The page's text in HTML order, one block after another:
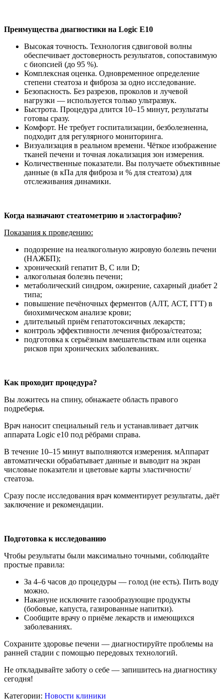
Преимущества диагностики на Logic Е10
Высокая точность. Технология сдвиговой волны
обеспечивает достоверность результатов, сопоставимую
с биопсией (до 95 %).
Комплексная оценка. Одновременное определение
степени стеатоза и фиброза за одно исследование.
Безопасность. Без разрезов, проколов и лучевой
нагрузки — используется только ультразвук.
Быстрота. Процедура длится 10–15 минут, результаты
готовы сразу.
Комфорт. Не требует госпитализации, безболезненна,
подходит для регулярного мониторинга.
Визуализация в реальном времени. Чёткое изображение
тканей печени и точная локализация зон измерения.
Количественные показатели. Вы получаете объективные
данные (в кПа для фиброза и % для стеатоза) для
отслеживания динамики.
Когда назначают стеатометрию и эластографию?
Показания к проведению:
подозрение на неалкогольную жировую болезнь печени
(НАЖБП);
хронический гепатит B, C или D;
алкогольная болезнь печени;
метаболический синдром, ожирение, сахарный диабет 2
типа;
повышение печёночных ферментов (АЛТ, АСТ, ГГТ) в
биохимическом анализе крови;
длительный приём гепатотоксичных лекарств;
контроль эффективности лечения фиброза/стеатоза;
подготовка к серьёзным вмешательствам или оценка
рисков при хронических заболеваниях.
Как проходит процедура?
Вы ложитесь на спину, обнажаете область правого
подреберья.
Врач наносит специальный гель и устанавливает датчик
аппарата Logic e10 под рёбрами справа.
В течение 10–15 минут выполняются измерения. мАппарат
автоматически обрабатывает данные и выводит на экран
числовые показатели и цветовые карты эластичности/
стеатоза.
Сразу после исследования врач комментирует результаты, даёт
заключение и рекомендации.
Подготовка к исследованию
Чтобы результаты были максимально точными, соблюдайте
простые правила:
За 4–6 часов до процедуры — голод (не есть). Пить воду
можно.
Накануне исключите газообразующие продукты
(бобовые, капуста, газированные напитки).
Сообщите врачу о приёме лекарств и имеющихся
заболеваниях.
Сохраните здоровье печени — диагностируйте проблемы на
ранней стадии с помощью передовых технологий.
Не откладывайте заботу о себе — запишитесь на диагностику
сегодня!
Категории: Новости клиники